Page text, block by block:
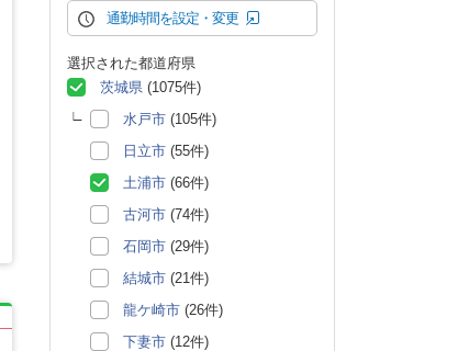
通勤時間を設定・変更
選択された都道府県
茨城県 (1075件)
水戸市 (105件)
日立市 (55件)
土浦市 (66件)
古河市 (74件)
石岡市 (29件)
結城市 (21件)
龍ケ崎市 (26件)
下妻市 (12件)